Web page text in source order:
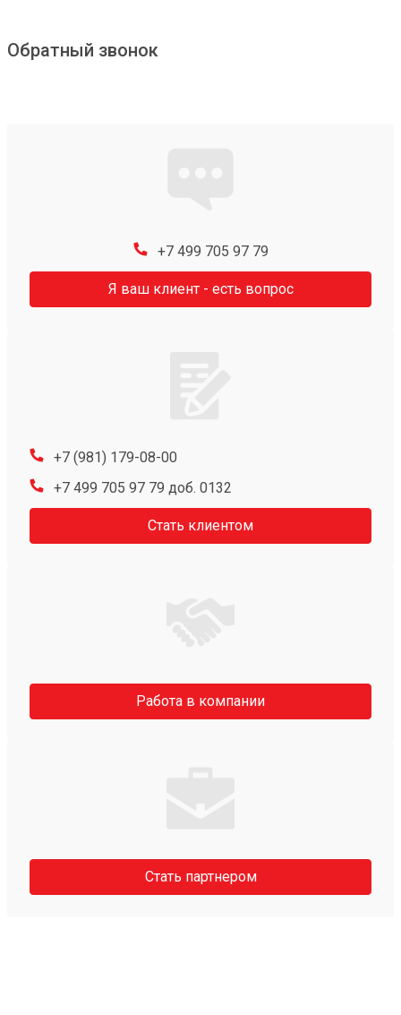
Обратный звонок
+7 499 705 97 79
Я ваш клиент - есть вопрос
+7 (981) 179-08-00
+7 499 705 97 79 доб. 0132
Стать клиентом
Работа в компании
Стать партнером